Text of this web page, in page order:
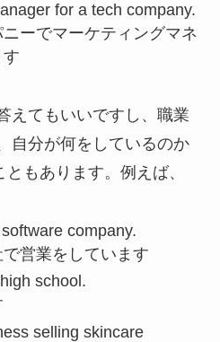
for a tech company.
ーでマーケティングマネ
えてもいいですし、職業
自分が何をしているのか
ともあります。例えば、
company.
営業をしています
school.
selling skincare